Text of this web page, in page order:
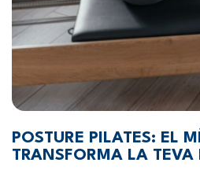
POSTURE PILATES: EL
TRANSFORMA LA TEVA